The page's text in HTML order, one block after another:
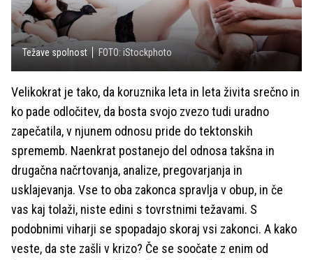
Težave spolnost FOTO: iStockphoto
Velikokrat je tako, da koruznika leta in leta živita srečno in
ko pade odločitev, da bosta svojo zvezo tudi uradno
zapečatila, v njunem odnosu pride do tektonskih
sprememb. Naenkrat postanejo del odnosa takšna in
drugačna načrtovanja, analize, pregovarjanja in
usklajevanja. Vse to oba zakonca spravlja v obup, in če
vas kaj tolaži, niste edini s tovrstnimi težavami. S
podobnimi viharji se spopadajo skoraj vsi zakonci. A kako
veste, da ste zašli v krizo? Če se soočate z enim od